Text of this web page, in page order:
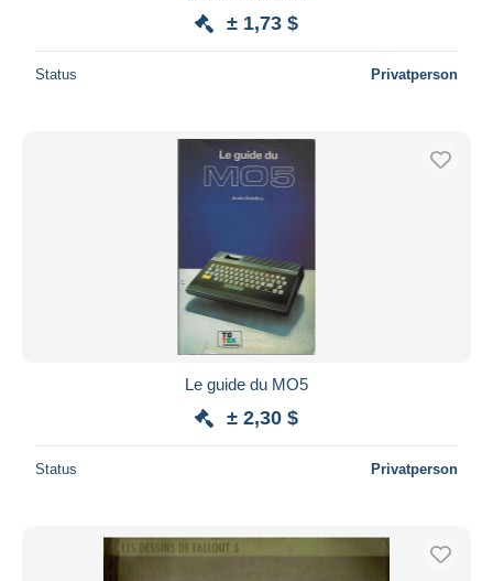
± 1,73 $
Status Privatperson
Le guide du MO5
± 2,30 $
Status Privatperson